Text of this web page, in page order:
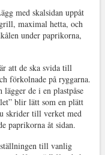
med skalsidan uppåt
maximal hetta, och
under paprikorna,
att de ska svida till
förkolnade på ryggarna.
de i en plastpåse
blir lätt som en plätt
skrider till verket med
paprikorna åt sidan.
till vanlig